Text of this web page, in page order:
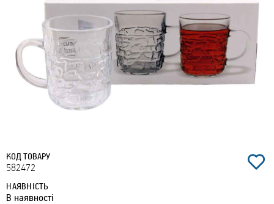
КОД ТОВАРУ
582472
НАЯВНІСТЬ
В наявності